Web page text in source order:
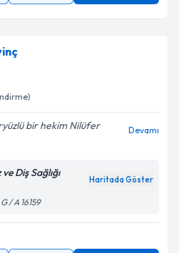
bir hekim Nilüfer
Devamı
Diş Sağlığı
Haritada Göster
/ A 16159